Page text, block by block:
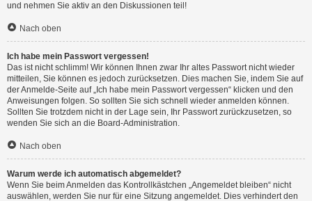
und nehmen Sie aktiv an den Diskussionen teil!
Nach oben
Ich habe mein Passwort vergessen!
Das ist nicht schlimm! Wir können Ihnen zwar Ihr altes Passwort nicht wieder
mitteilen, Sie können es jedoch zurücksetzen. Dies machen Sie, indem Sie auf
der Anmelde-Seite auf „Ich habe mein Passwort vergessen“ klicken und den
Anweisungen folgen. So sollten Sie sich schnell wieder anmelden können.
Sollten Sie trotzdem nicht in der Lage sein, Ihr Passwort zurückzusetzen, so
wenden Sie sich an die Board-Administration.
Nach oben
Warum werde ich automatisch abgemeldet?
Wenn Sie beim Anmelden das Kontrollkästchen „Angemeldet bleiben“ nicht
auswählen, werden Sie nur für eine Sitzung angemeldet. Dies verhindert den